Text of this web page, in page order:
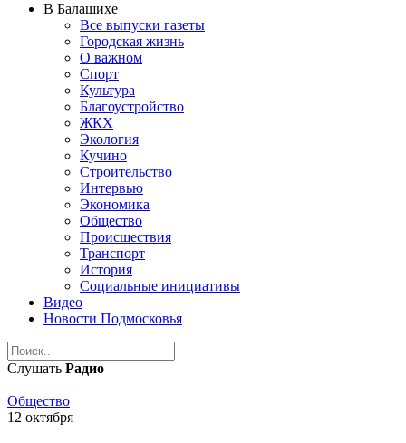
В Балашихе
Все выпуски газеты
Городская жизнь
О важном
Спорт
Культура
Благоустройство
ЖКХ
Экология
Кучино
Строительство
Интервью
Экономика
Общество
Происшествия
Транспорт
История
Социальные инициативы
Видео
Новости Подмосковья
Слушать Радио
Общество
12 октября